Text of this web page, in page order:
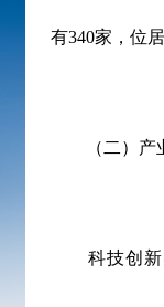
有340家，位
（二）产业
科技创新赋